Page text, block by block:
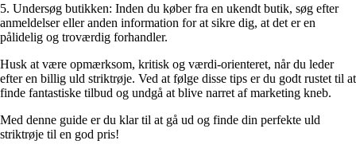
5. Undersøg butikken: Inden du køber fra en ukendt butik, søg efter
anmeldelser eller anden information for at sikre dig, at det er en
pålidelig og troværdig forhandler.
Husk at være opmærksom, kritisk og værdi-orienteret, når du leder
efter en billig uld striktrøje. Ved at følge disse tips er du godt rustet til at
finde fantastiske tilbud og undgå at blive narret af marketing kneb.
Med denne guide er du klar til at gå ud og finde din perfekte uld
striktrøje til en god pris!